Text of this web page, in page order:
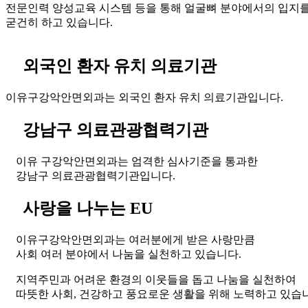
전문인력 양성교육 시스템 등을 통해 얼굴뼈 분야에서의 입지
굳건히 하고 있습니다.
외국인 환자 유치 의료기관
이유구강악안면외과는 외국인 환자 유치 의료기관입니다.
강남구 의료관광협력기관
이유 구강악안면외과는 엄격한 심사기준을 통과한
강남구 의료관광협력기관입니다.
사랑을 나누는 EU
이유구강악안면외과는 여러분에게 받은 사랑만큼
사회 여러 분야에서 나눔을 실천하고 있습니다.
지역주민과 어려운 환경의 이웃들을 돕고 나눔을 실천하여
따뜻한 사회, 건강하고 풍요로운 생활을 위해 노력하고 있습